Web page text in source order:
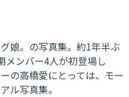
娘。の写真集。約1年半ぶ
メンバー4人が初登場し
の高橋愛にとっては、モー
ル写真集。